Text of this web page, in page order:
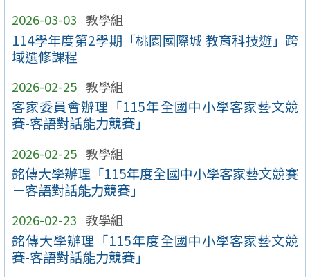
2026-03-03 教學組
114學年度第2學期「桃園國際城 教育科技遊」跨
域選修課程
2026-02-25 教學組
客家委員會辦理「115年全國中小學客家藝文競
賽-客語對話能力競賽」
2026-02-25 教學組
銘傳大學辦理「115年度全國中小學客家藝文競賽
－客語對話能力競賽」
2026-02-23 教學組
銘傳大學辦理「115年度全國中小學客家藝文競
賽-客語對話能力競賽」